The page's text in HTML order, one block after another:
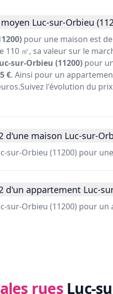
Luc-sur-Orbieu
pour une maison est
110 ㎡, sa valeur sur le
sur-Orbieu (11200) pour
€. Ainsi pour un
l'évolution du
maison Luc-sur-
sur-Orbieu (11200) pour
appartement Luc-
sur-Orbieu (11200) pour
rues Luc-